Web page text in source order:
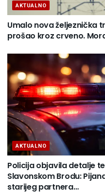
AKTUALNO
Umalo nova željeznička
prošao kroz crveno.
AKTUALNO
Policija objavila detalje
Slavonskom Brodu:
starijeg partnera…